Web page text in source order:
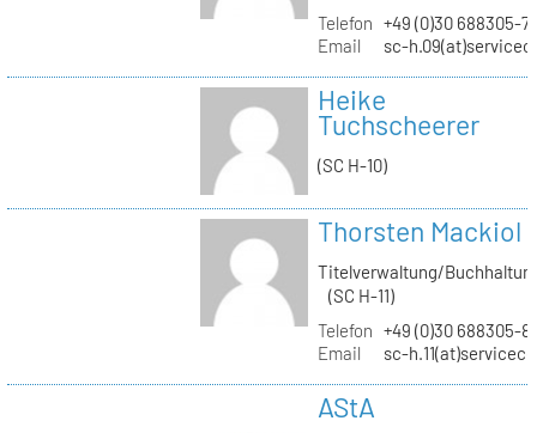
Telefon +49 (0)30 688305-
Email
sc-
Heike
Tuchscheerer
(SC H-10)
Thorsten Mackiol
Titelverwaltung/
(SC H-11)
Telefon +49 (0)30 688305-
Email
sc-
AStA